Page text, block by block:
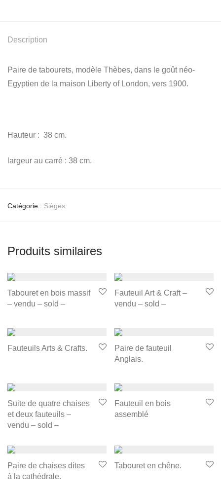
Description
Paire de tabourets, modèle Thèbes, dans le goût néo-
Egyptien de la maison Liberty of London, vers 1900.
Hauteur : 38 cm.
largeur au carré : 38 cm.
Catégorie : Sièges
Produits similaires
Tabouret en bois massif
– vendu – sold –
Fauteuil Art & Craft –
vendu – sold –
Fauteuils Arts & Crafts.
Paire de fauteuil
Anglais.
Suite de quatre chaises
et deux fauteuils –
vendu – sold –
Fauteuil en bois
assemblé
Paire de chaises dites
à la cathédrale.
Tabouret en chêne.